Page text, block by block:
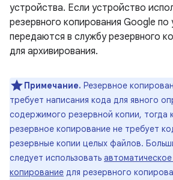
устройства. Если устройство
резервного копирования Google
передаются в службу резервного
для архивирования.
Примечание. Резервное
требует написания кода для явного
содержимого резервной копии, тогда
резервное копирование не требует
резервные копии целых файлов.
следует использовать
копирование для резервного